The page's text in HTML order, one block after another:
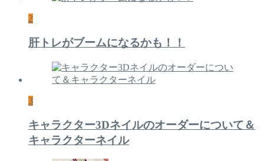
2
肝トレがブームになるかも！！
3
キャラクター3Dネイルのオーダーについて＆
キャラクターネイル